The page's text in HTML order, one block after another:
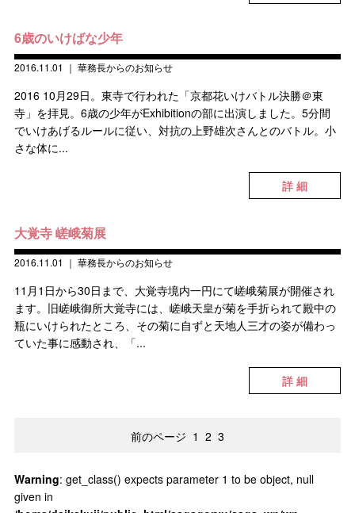
6歳のいけばな少年
2016.11.01 ｜ 華務長からのお知らせ
2016 10月29日。東寺で行われた「京都花いけバトル決勝＠東
寺」を拝見。6歳の少年がExhibitionの部に出演しました。5分間
でいけあげるルールに従い、対抗の上野雄次さんとのバトル。小
さな体に...
詳 細
大覚寺 嵯峨菊展
2016.11.01 ｜ 華務長からのお知らせ
11月1日から30日まで、大覚寺境内一円にて嵯峨菊展が開催され
ます。旧嵯峨御所大覚寺には、嵯峨天皇が菊を手折られて殿中の
瓶にいけられたところ、その菊に自ずと天地人三才の姿が備わっ
ていた事に感動され、「...
詳 細
前のページ 1 2 3
Warning: get_class() expects parameter 1 to be object, null
given in